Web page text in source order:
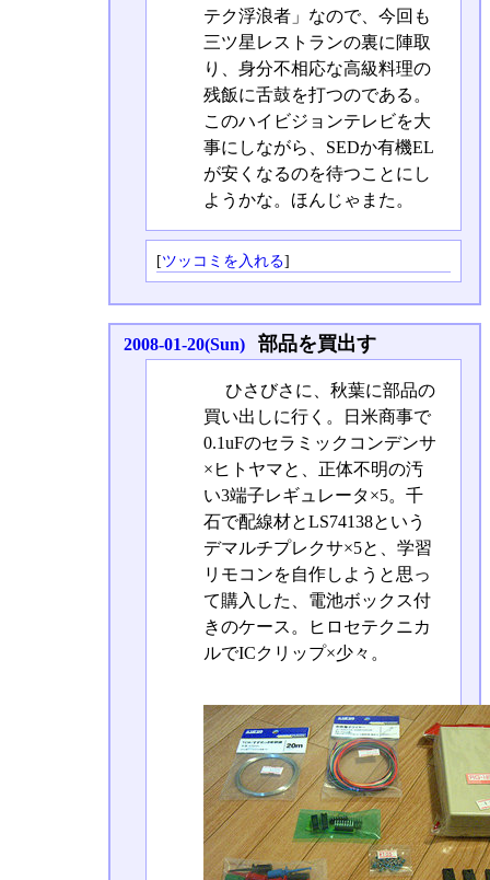
テク浮浪者」なので、今回も
三ツ星レストランの裏に陣取
り、身分不相応な高級料理の
残飯に舌鼓を打つのである。
このハイビジョンテレビを大
事にしながら、SEDか有機EL
が安くなるのを待つことにし
ようかな。ほんじゃまた。
[ツッコミを入れる]
2008-01-20(Sun) 部品を買出す
ひさびさに、秋葉に部品の
買い出しに行く。日米商事で
0.1uFのセラミックコンデンサ
×ヒトヤマと、正体不明の汚
い3端子レギュレータ×5。千
石で配線材とLS74138という
デマルチプレクサ×5と、学習
リモコンを自作しようと思っ
て購入した、電池ボックス付
きのケース。ヒロセテクニカ
ルでICクリップ×少々。